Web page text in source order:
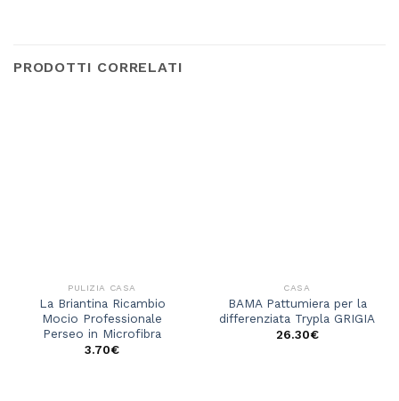
PRODOTTI CORRELATI
PULIZIA CASA
La Briantina Ricambio
Mocio Professionale
Perseo in Microfibra
3.70€
CASA
BAMA Pattumiera per la
differenziata Trypla GRIGIA
26.30€